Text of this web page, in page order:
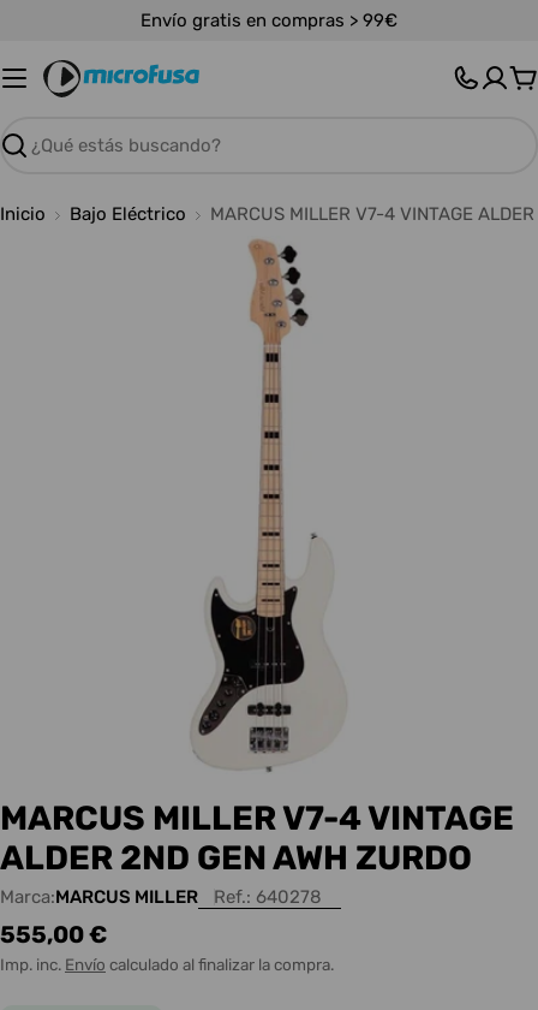
contenido
Envío gratis en compras > 99€
Buscar
Inicio Bajo Eléctrico MARCUS MILLER V7-4 VINTAGE
MARCUS MILLER V7-4 VINTAGE
ALDER 2ND GEN AWH ZURDO
Marca:MARCUS MILLER Ref.: 640278
Precio
habitual
555,00 €
Imp. inc. Envío calculado al finalizar la compra.